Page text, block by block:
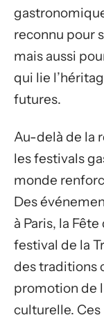
reconnu pour
mais aussi
qui lie
futures.
Au-delà de la
les festivals
monde
Des
à Paris, la
festival de la
des traditions
promotion de
culturelle.